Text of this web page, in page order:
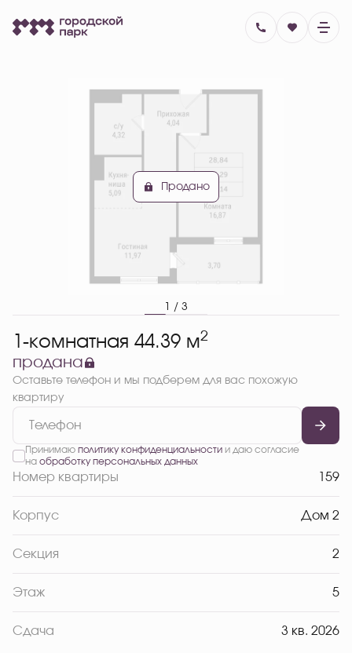
1-комнатная44.39 м
Цена по запросу
Ипотека от 19 089 руб.
Продано
1 / 3
1-комнатная 44.39 м2
продана
Оставьте телефон и мы подберем для вас похожую
квартиру
Принимаю политику конфиденциальностии даю согласие
на обработку персональных данных
Номер квартиры 159
Корпус Дом 2
Секция 2
Этаж 5
Сдача 3 кв. 2026